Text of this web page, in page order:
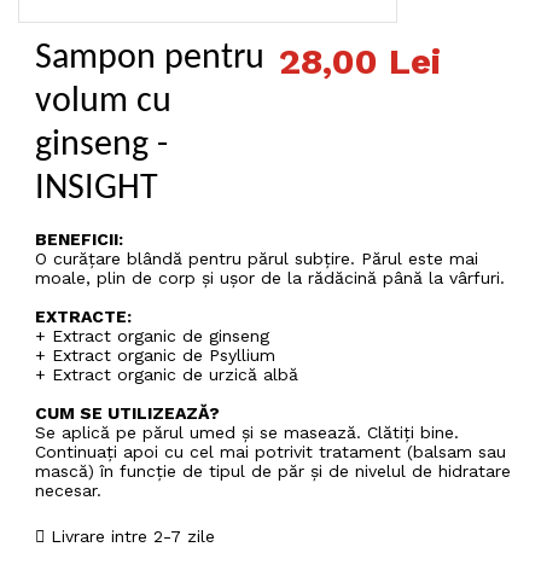
Sampon pentru
volum cu
ginseng -
INSIGHT
28,00 Lei
BENEFICII:
O curățare blândă pentru părul subțire. Părul este mai
moale, plin de corp și ușor de la rădăcină până la vârfuri.
EXTRACTE:
+ Extract organic de ginseng
+ Extract organic de Psyllium
+ Extract organic de urzică albă
CUM SE UTILIZEAZĂ?
Se aplică pe părul umed și se masează. Clătiți bine.
Continuați apoi cu cel mai potrivit tratament (balsam sau
mască) în funcție de tipul de păr și de nivelul de hidratare
necesar.
Livrare intre 2-7 zile